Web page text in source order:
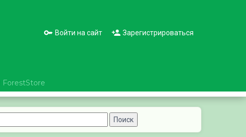
Войти на сайт Зарегистрироваться
ForestStore